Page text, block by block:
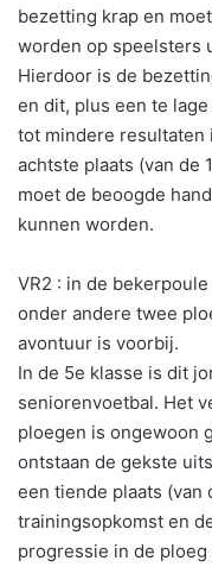
bezetting krap en
worden op speelsters
Hierdoor is de
en dit, plus een te
tot mindere resultaten
achtste plaats (van de
moet de beoogde
kunnen worden.
VR2 : in de
onder andere twee
avontuur is voorbij.
In de 5e klasse is dit
seniorenvoetbal. Het
ploegen is ongewoon
ontstaan de gekste
een tiende plaats (van
trainingsopkomst en
progressie in de